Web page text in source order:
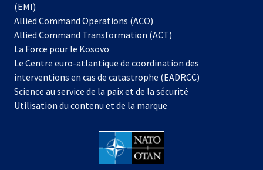
(EMI)
Allied Command Operations (ACO)
dans
nouvel
onglet
Allied Command Transformation (ACT)
La Force pour le Kosovo
dans
un
nouvel
onglet
Le Centre euro-atlantique de coordination des
interventions en cas de catastrophe (EADRCC)
Science au service de la paix et de la sécurité
Utilisation du contenu et de la marque